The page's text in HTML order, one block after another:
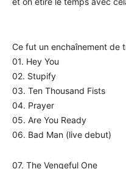
Ce fut un enchaînement de
01. Hey You
02. Stupify
03. Ten Thousand Fists
04. Prayer
05. Are You Ready
06. Bad Man (live debut)
07. The Vengeful One